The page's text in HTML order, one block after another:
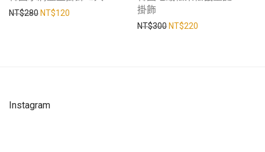
NT$280原始價格：NT$280。
NT$120 目前價格：NT$120。
掛飾
NT$300原始價格：NT$300。
NT$220
Instagram